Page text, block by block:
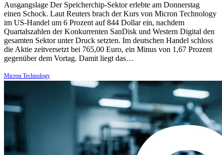
Ausgangslage Der Speicherchip-Sektor erlebte am Donnerstag
einen Schock. Laut Reuters brach der Kurs von Micron Technology
im US-Handel um 6 Prozent auf 844 Dollar ein, nachdem
Quartalszahlen der Konkurrenten SanDisk und Western Digital den
gesamten Sektor unter Druck setzten. Im deutschen Handel schloss
die Aktie zeitversetzt bei 765,00 Euro, ein Minus von 1,67 Prozent
gegenüber dem Vortag. Damit liegt das…
Micron Technology